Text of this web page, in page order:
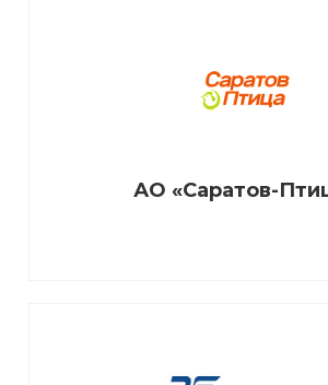
АО «Саратов-